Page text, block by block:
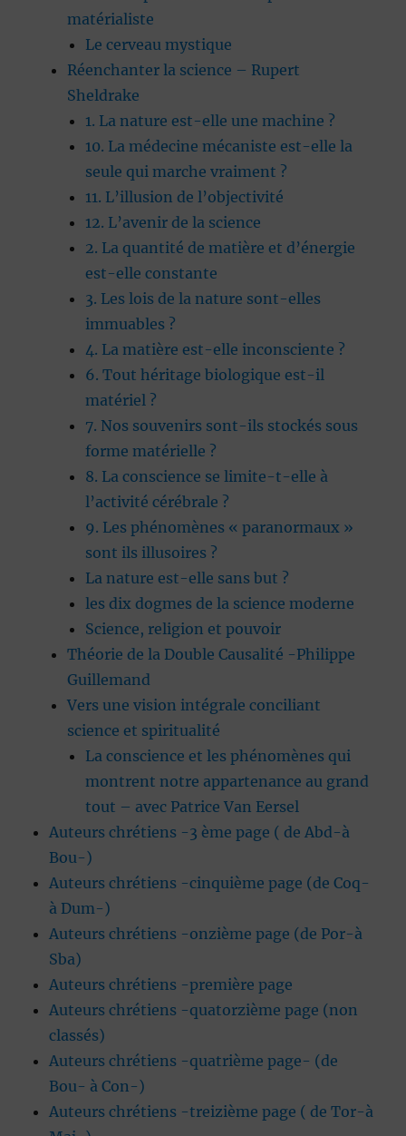
matérialiste
Le cerveau mystique
Réenchanter la science – Rupert
Sheldrake
1. La nature est-elle une machine ?
10. La médecine mécaniste est-elle la
seule qui marche vraiment ?
11. L’illusion de l’objectivité
12. L’avenir de la science
2. La quantité de matière et d’énergie
est-elle constante
3. Les lois de la nature sont-elles
immuables ?
4. La matière est-elle inconsciente ?
6. Tout héritage biologique est-il
matériel ?
7. Nos souvenirs sont-ils stockés sous
forme matérielle ?
8. La conscience se limite-t-elle à
l’activité cérébrale ?
9. Les phénomènes « paranormaux »
sont ils illusoires ?
La nature est-elle sans but ?
les dix dogmes de la science moderne
Science, religion et pouvoir
Théorie de la Double Causalité -Philippe
Guillemand
Vers une vision intégrale conciliant
science et spiritualité
La conscience et les phénomènes qui
montrent notre appartenance au grand
tout – avec Patrice Van Eersel
Auteurs chrétiens -3 ème page ( de Abd-à
Bou-)
Auteurs chrétiens -cinquième page (de Coq-
à Dum-)
Auteurs chrétiens -onzième page (de Por-à
Sba)
Auteurs chrétiens -première page
Auteurs chrétiens -quatorzième page (non
classés)
Auteurs chrétiens -quatrième page- (de
Bou- à Con-)
Auteurs chrétiens -treizième page ( de Tor-à